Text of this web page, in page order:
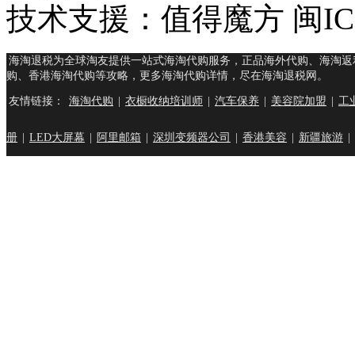
技术支援：值得魔方 闽
海淘退税为全球淘友提供一站式海淘代购服务，正品海外代购、海淘
购、香港海淘代购等攻略，更多海淘代购详情，尽在海淘退税网。
友情链接： 海淘代购 衣橱收纳培训师 汽车保养 美容院加盟 工
册 LED大屏幕 阿里邮箱 深圳变频器公司 香港美容 新疆旅游